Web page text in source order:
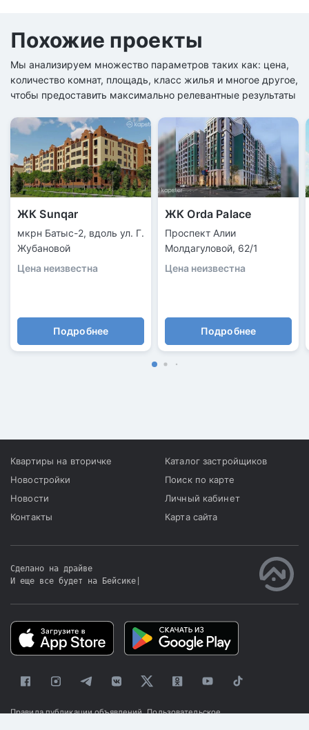
Похожие проекты
Мы анализируем множество параметров таких как: цена,
количество комнат, площадь, класс жилья и многое другое,
чтобы предоставить максимально релевантные результаты
ЖК Sunqar
мкрн Батыс-2, вдоль ул. Г.
Жубановой
Цена неизвестна
Подробнее
ЖК Orda Palace
Проспект Алии
Молдагуловой, 62/1
Цена неизвестна
Подробнее
Квартиры на вторичке
Новостройки
Новости
Контакты
Каталог застройщиков
Поиск по карте
Личный кабинет
Карта сайта
Сделано на драйве
И еще все будет на Бейсике
Правила публикации объявлений Пользовательское